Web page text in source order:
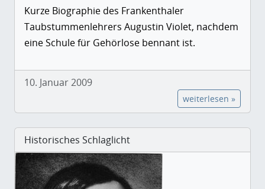
Kurze Biographie des Frankenthaler
Taubstummenlehrers Augustin Violet, nachdem
eine Schule für Gehörlose bennant ist.
10. Januar 2009
weiterlesen »
Historisches Schlaglicht